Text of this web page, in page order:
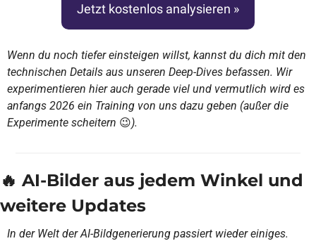
Jetzt kostenlos analysieren »
Wenn du noch tiefer einsteigen willst, kannst du dich mit den
technischen Details aus unseren Deep-Dives befassen. Wir
experimentieren hier auch gerade viel und vermutlich wird es
anfangs 2026 ein Training von uns dazu geben (außer die
Experimente scheitern 😉).
🔥 AI-Bilder aus jedem Winkel und
weitere Updates
In der Welt der AI-Bildgenerierung passiert wieder einiges.